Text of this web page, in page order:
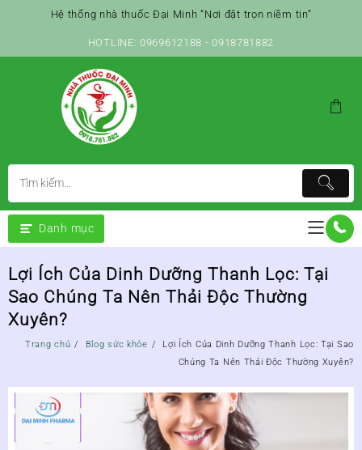
Hệ thống nhà thuốc Đại Minh “Nơi đặt trọn niềm tin”
HOTLINE: 0969612188 - 0918781882
Danh mục
Lợi Ích Của Dinh Dưỡng Thanh Lọc: Tại
Sao Chúng Ta Nên Thải Độc Thường
Xuyên?
Trang chủ Blog sức khỏe
Lợi Ích Của Dinh Dưỡng Thanh Lọc: Tại Sao
Chúng Ta Nên Thải Độc Thường Xuyên?